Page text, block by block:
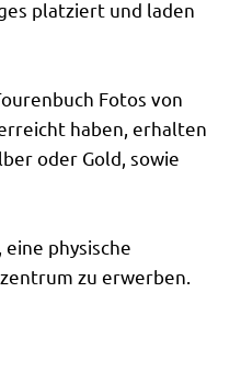
platziert und laden
Fotos von
haben, erhalten
oder Gold, sowie
physische
zu erwerben.